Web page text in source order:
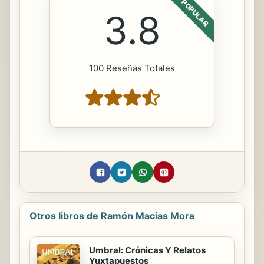
POPULAR
3.8
100 Reseñas Totales
Otros libros de Ramón Macías Mora
Umbral: Crónicas Y Relatos
Yuxtapuestos